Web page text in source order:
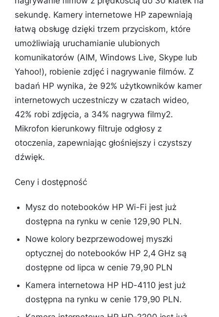
sekundę. Kamery internetowe HP zapewniają
łatwą obsługę dzięki trzem przyciskom, które
umożliwiają uruchamianie ulubionych
komunikatorów (AIM, Windows Live, Skype lub
Yahoo!), robienie zdjęć i nagrywanie filmów. Z
badań HP wynika, że 92% użytkowników kamer
internetowych uczestniczy w czatach wideo,
42% robi zdjęcia, a 34% nagrywa filmy2.
Mikrofon kierunkowy filtruje odgłosy z
otoczenia, zapewniając głośniejszy i czystszy
dźwięk.
Ceny i dostępność
Mysz do notebooków HP Wi-Fi jest już
dostępna na rynku w cenie 129,90 PLN.
Nowe kolory bezprzewodowej myszki
optycznej do notebooków HP 2,4 GHz są
dostępne od lipca w cenie 79,90 PLN
Kamera internetowa HP HD-4110 jest już
dostępna na rynku w cenie 179,90 PLN.